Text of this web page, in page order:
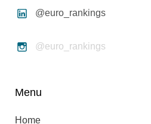
@euro_rankings
@euro_rankings
Menu
Home